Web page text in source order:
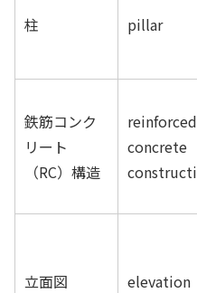
柱 pillar
鉄筋コンク
リート
（RC）構造
reinforced
concrete
立面図 elevation